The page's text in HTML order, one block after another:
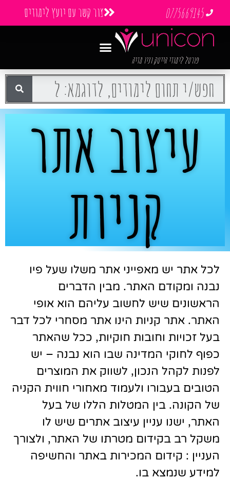
0775669145 צור קשר עם יועץ לימודים
פורטל לימודי הייטק וניו מדיה
עיצוב אתר
קניות
לכל אתר יש מאפייני אתר משלו שעל פיו
נבנה ומקודם האתר. מבין הדברים
הראשונים שיש לחשוב עליהם הוא אופי
האתר. אתר קניות הינו אתר מסחרי לכל דבר
בעל זכויות וחובות חוקיות, ככל שהאתר
כפוף לחוקי המדינה שבו הוא נבנה – יש
לפנות לקהל הנכון, לשווק את המוצרים
הטובים בעבורו ולעמוד מאחורי חווית הקניה
של הקונה. בין המטלות הללו של בעל
האתר, ישנו עניין עיצוב אתרים שיש לו
משקל רב בקידום מטרתו של האתר, ולצורך
העניין : קידום המכירות באתר והחשיפה
למידע שנמצא בו.